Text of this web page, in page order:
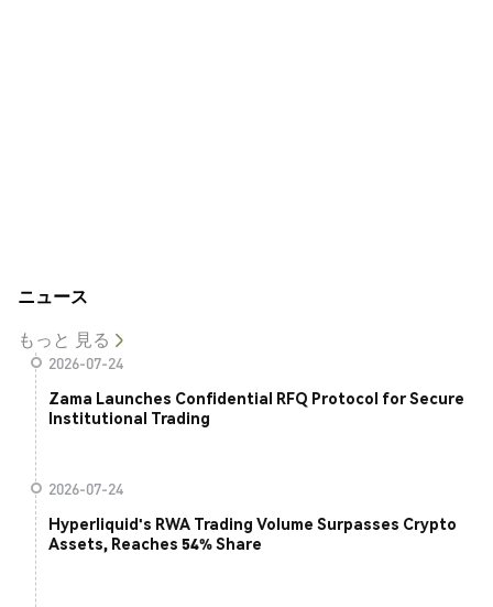
ニュース
もっと 見る
2026-07-24
Zama Launches Confidential RFQ Protocol for Secure
Institutional Trading
2026-07-24
Hyperliquid's RWA Trading Volume Surpasses Crypto
Assets, Reaches 54% Share